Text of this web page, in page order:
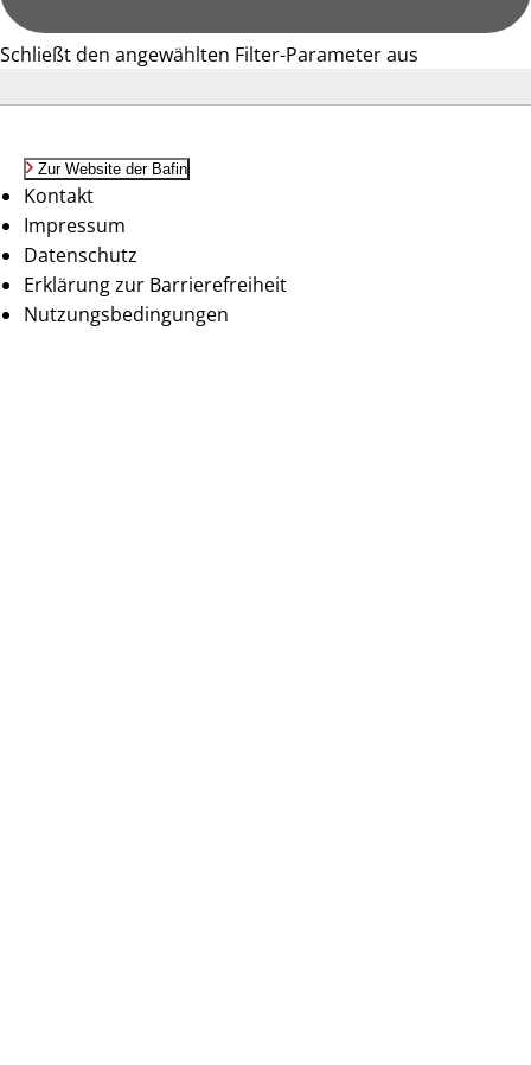
Schließt den angewählten Filter-Parameter aus
Zur Website der Bafin
Kontakt
Impressum
Datenschutz
Erklärung zur Barrierefreiheit
Nutzungsbedingungen